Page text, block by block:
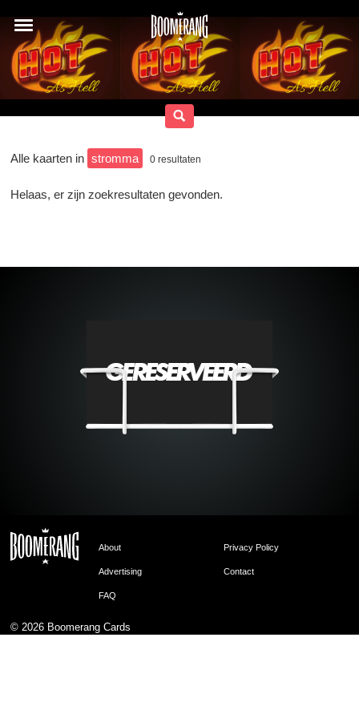
Alle kaarten in stromma 0 resultaten
Helaas, er zijn zoekresultaten gevonden.
About Privacy Policy
Advertising Contact
FAQ
© 2026 Boomerang Cards